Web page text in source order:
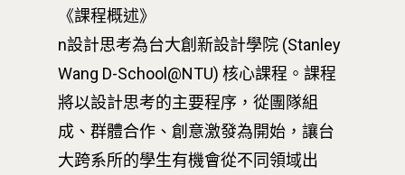
《課程概述》
n設計思考為台大創新設計學院 (Stanley
Wang D-School@NTU) 核心課程。課程
將以設計思考的主要程序，從團隊組
成、群體合作、創意激發為開始，讓台
大跨系所的學生有機會從不同領域出